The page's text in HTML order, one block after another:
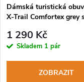
Dámská turistická
X-Trail Comfortex grey
1 290 Kč
Skladem 1 pár
ZOBRAZIT